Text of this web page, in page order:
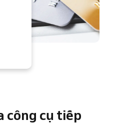
công cụ tiếp